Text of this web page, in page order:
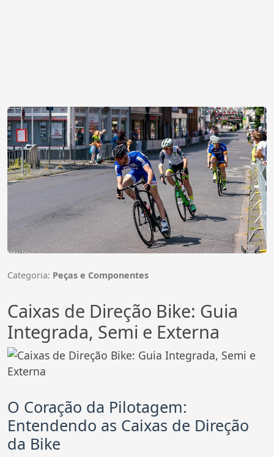
Categoria: Peças e Componentes
Caixas de Direção Bike: Guia
Integrada, Semi e Externa
O Coração da Pilotagem:
Entendendo as Caixas de Direção
da Bike